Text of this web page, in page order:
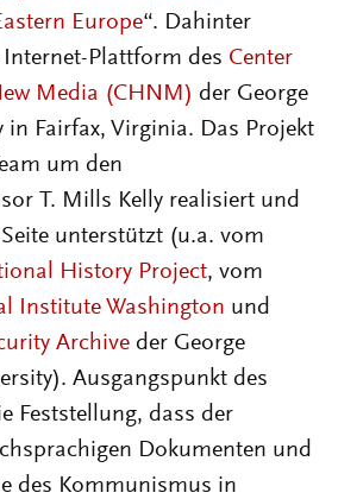
Europe“. Dahinter
Plattform des Center
Media (CHNM) der George
in Fairfax, Virginia. Das Projekt
um den
T. Mills Kelly realisiert und
unterstützt (u.a. vom
History Project, vom
Institute Washington und
Archive der George
Ausgangspunkt des
Feststellung, dass der
Dokumenten und
des Kommunismus in